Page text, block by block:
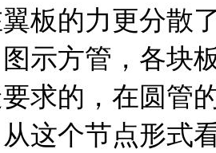
板的力更分散
示方管，各块
求的，在圆管
这个节点形式